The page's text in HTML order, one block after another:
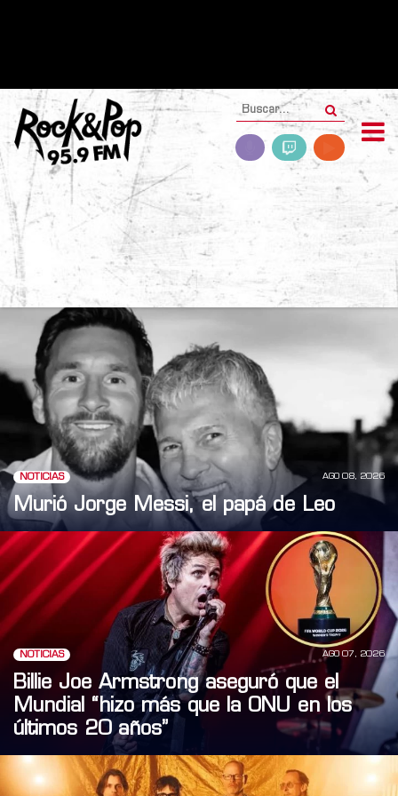
NOTICIAS AGO 08, 2026
Murió Jorge Messi, el papá de Leo
NOTICIAS AGO 07, 2026
Billie Joe Armstrong aseguró que el
Mundial “hizo más que la ONU en los
últimos 20 años”